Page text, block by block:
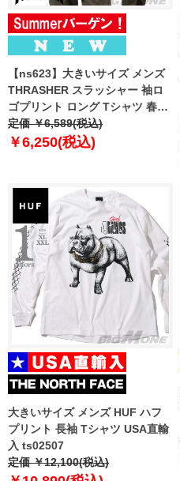
【ns623】大きいサイズ メンズ
THRASHER スラッシャー 袖ロ
ゴプリント ロング Tシャツ 春夏
新作 th26sp01k 【fre】
定価 ￥6,589(税込)
￥6,250(税込)
大きいサイズ メンズ HUF ハフ
プリント 長袖 Tシャツ USA直輸
入 ts02507
定価 ￥12,100(税込)